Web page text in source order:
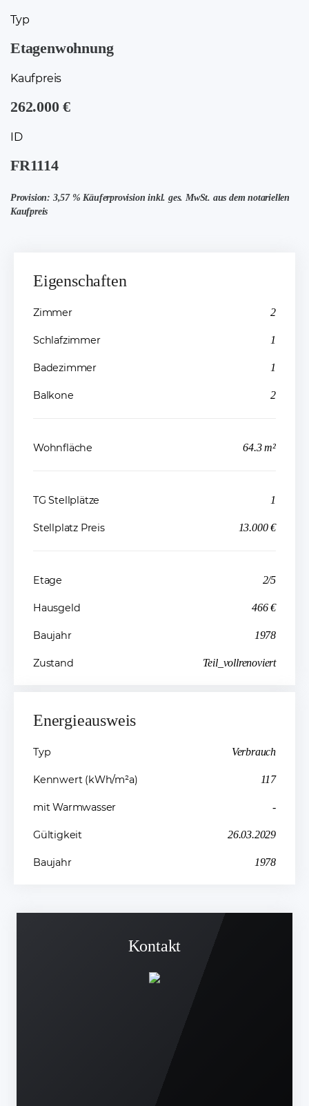
Typ
Etagenwohnung
Kaufpreis
262.000 €
ID
FR1114
Provision: 3,57 % Käuferprovision inkl. ges. MwSt. aus dem notariellen
Kaufpreis
Eigenschaften
Zimmer 2
Schlafzimmer 1
Badezimmer 1
Balkone 2
Wohnfläche 64.3 m²
TG Stellplätze 1
Stellplatz Preis 13.000 €
Etage 2/5
Hausgeld 466 €
Baujahr 1978
Zustand Teil_vollrenoviert
Energieausweis
Typ Verbrauch
Kennwert (kWh/m²a) 117
mit Warmwasser -
Gültigkeit 26.03.2029
Baujahr 1978
Kontakt